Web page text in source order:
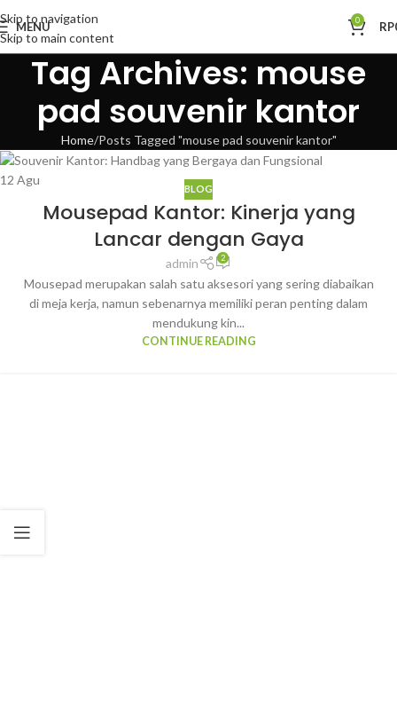
Skip to navigation
Skip to main content
MENU 0 RP
Tag Archives: mouse
pad souvenir kantor
Home Posts Tagged "mouse pad souvenir kantor"
12 Agu
BLOG
Mousepad Kantor: Kinerja yang
Lancar dengan Gaya
admin 2
Mousepad merupakan salah satu aksesori yang sering diabaikan
di meja kerja, namun sebenarnya memiliki peran penting dalam
mendukung kin...
CONTINUE READING